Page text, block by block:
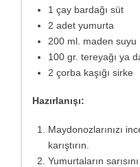
1 çay bardağı süt
2 adet yumurta
200 ml. maden suyu
100 gr. tereyağı ya
2 çorba kaşığı sirke
Hazırlanışı:
Maydonozlarınızı
karıştırın.
Yumurtaların